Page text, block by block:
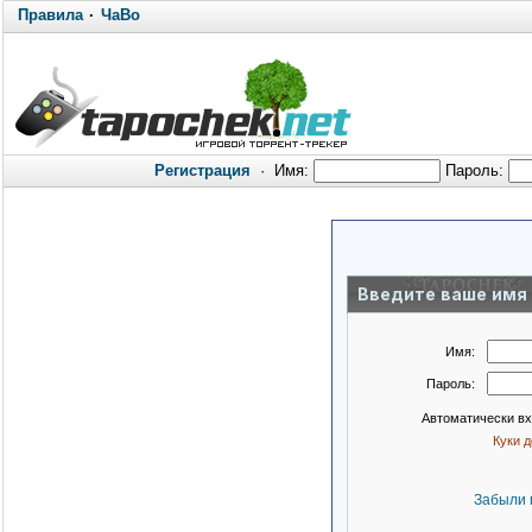
Правила· ЧаВо
Регистрация · Имя: Пароль:
Введите ваше имя
Имя:
Пароль:
Автоматически
Куки
Забыли